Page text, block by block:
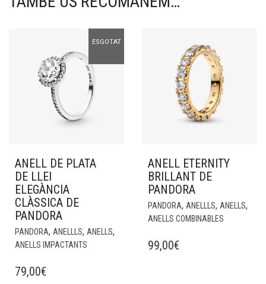
ESGOTAT
ANELL DE PLATA
DE LLEI
ELEGÀNCIA
CLÀSSICA DE
PANDORA
PANDORA, ANELLLS, ANELLS,
ANELLS IMPACTANTS
79,00€
ANELL ETERNITY
BRILLANT DE
PANDORA
PANDORA, ANELLLS, ANELLS,
ANELLS COMBINABLES
99,00€